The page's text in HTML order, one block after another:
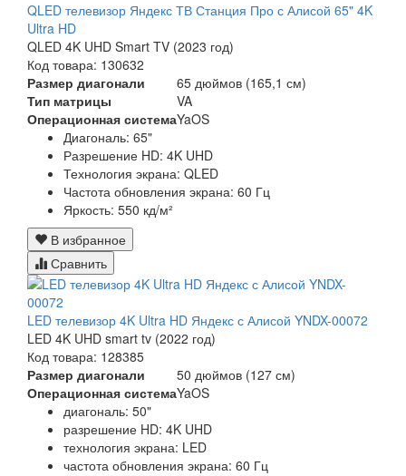
QLED телевизор Яндекс ТВ Станция Про с Алисой 65" 4K
Ultra HD
QLED 4K UHD Smart TV (2023 год)
Код товара: 130632
Размер диагонали
65 дюймов (165,1 см)
Тип матрицы
VA
Операционная системаYaOS
Диагональ: 65"
Разрешение HD: 4K UHD
Технология экрана: QLED
Частота обновления экрана: 60 Гц
Яркость: 550 кд/м²
В избранное
Сравнить
LED телевизор 4K Ultra HD Яндекс с Алисой YNDX-00072
LED 4K UHD smart tv (2022 год)
Код товара: 128385
Размер диагонали
50 дюймов (127 см)
Операционная системаYaOS
диагональ: 50"
разрешение HD: 4K UHD
технология экрана: LED
частота обновления экрана: 60 Гц